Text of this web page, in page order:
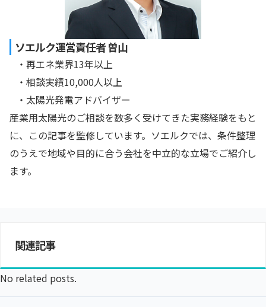
ソエルク運営責任者 曽山
・再エネ業界13年以上
・相談実績10,000人以上
・太陽光発電アドバイザー
産業用太陽光のご相談を数多く受けてきた実務経験をもと
に、この記事を監修しています。ソエルクでは、条件整理
のうえで地域や目的に合う会社を中立的な立場でご紹介し
ます。
関連記事
No related posts.